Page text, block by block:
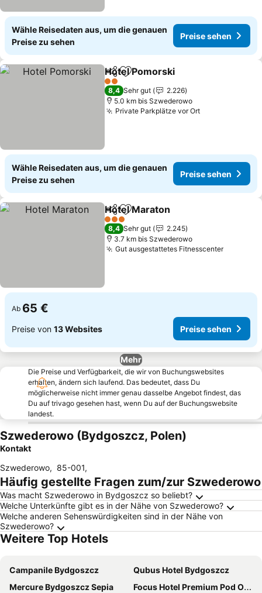
Wähle Reisedaten aus, um die genauen
Preise zu sehen
Preise sehen
TeilenZu Favoriten hinzufügen
Hotel Pomorski
2 Sterne
8,4 Sehr gut
2.226
5.0 km bis Szwederowo
Private Parkplätze vor OrtPreise sehen
Wähle Reisedaten aus, um die genauen
Preise zu sehen
Preise sehen
TeilenZu Favoriten hinzufügen
Hotel Maraton
3 Sterne
8,4 Sehr gut
2.245
3.7 km bis Szwederowo
Gut ausgestattetes FitnesscenterPreise
Ab 65 €
Preise von 13 Websites Preise sehen
Mehr
Die Preise und Verfügbarkeit, die wir von Buchungswebsites
erhalten, ändern sich laufend. Das bedeutet, dass Du
möglicherweise nicht immer genau dasselbe Angebot findest, das
Du auf trivago gesehen hast, wenn Du auf der Buchungswebsite
landest.
Szwederowo (Bydgoszcz, Polen)
Kontakt
Szwederowo, 85-001,
Häufig gestellte Fragen zum/zur Szwederowo
Was macht Szwederowo in Bydgoszcz so beliebt?
Welche Unterkünfte gibt es in der Nähe von Szwederowo?
Welche anderen Sehenswürdigkeiten sind in der Nähe von
Szwederowo?
Weitere Top Hotels
Campanile Bydgoszcz
Qubus Hotel Bydgoszcz
Mercure Bydgoszcz Sepia
Focus Hotel Premium Pod Orłem